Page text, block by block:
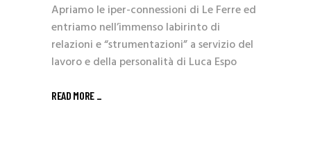
Apriamo le iper-connessioni di Le Ferre ed
entriamo nell’immenso labirinto di
relazioni e “strumentazioni” a servizio del
lavoro e della personalità di Luca Espo
READ MORE _